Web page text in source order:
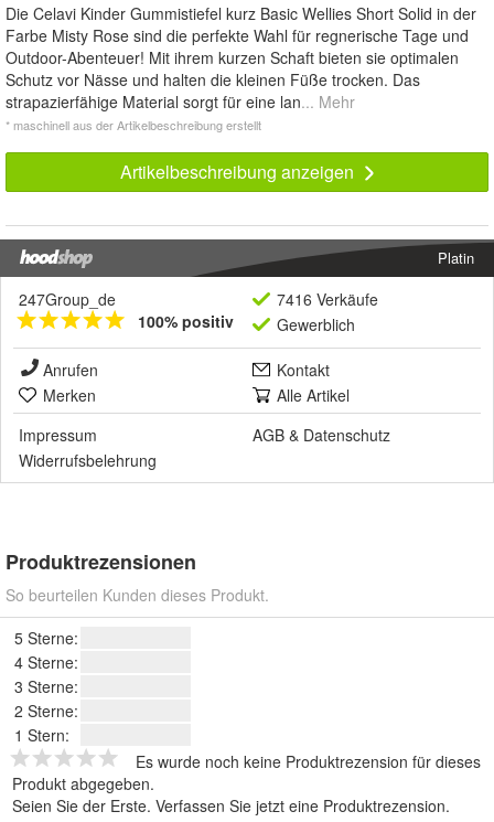
Die Celavi Kinder Gummistiefel kurz Basic Wellies Short Solid in der
Farbe Misty Rose sind die perfekte Wahl für regnerische Tage und
Outdoor-Abenteuer! Mit ihrem kurzen Schaft bieten sie optimalen
Schutz vor Nässe und halten die kleinen Füße trocken. Das
strapazierfähige Material sorgt für eine lan... Mehr
* maschinell aus der Artikelbeschreibung erstellt
Artikelbeschreibung anzeigen
Platin
247Group_de
100% positiv
7416 Verkäufe
Gewerblich
Anrufen
Kontakt
Merken
Alle Artikel
Impressum
AGB & Datenschutz
Widerrufsbelehrung
Produktrezensionen
So beurteilen Kunden dieses Produkt.
5 Sterne:
4 Sterne:
3 Sterne:
2 Sterne:
1 Stern:
Es wurde noch keine Produktrezension für dieses
Produkt abgegeben.
Seien Sie der Erste. Verfassen Sie jetzt eine Produktrezension.